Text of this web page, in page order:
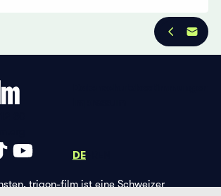
DE
trigon-film ist eine Schweizer